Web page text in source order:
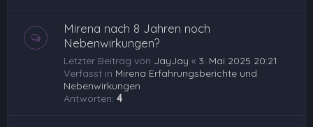
Mirena nach 8 Jahren noch
Nebenwirkungen?
Letzter Beitrag von JayJay « 3. Mai 2025 20:21
Verfasst in Mirena Erfahrungsberichte und
Nebenwirkungen
Antworten: 4